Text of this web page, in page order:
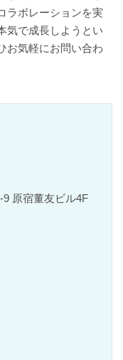
ラボレーションを実
気で成長しようとい
お気軽にお問い合わ
9 原宿董友ビル4F